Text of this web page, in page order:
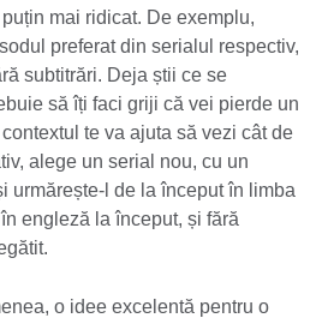
mai ridicat. De exemplu,
preferat din serialul respectiv,
subtitrări. Deja știi ce se
să îți faci griji că vei pierde un
te va ajuta să vezi cât de
alege un serial nou, cu un
urmărește-l de la început în limba
engleză la început, și fără
o idee excelentă pentru o